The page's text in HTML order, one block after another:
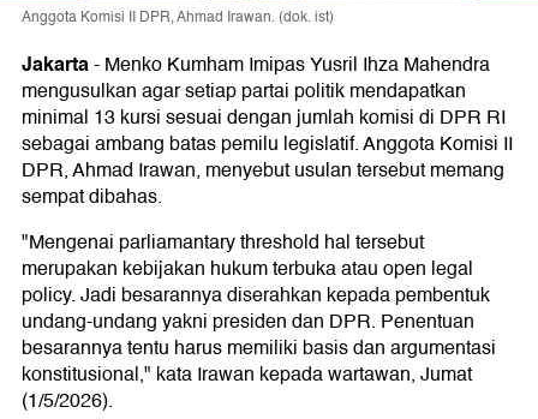
Anggota Komisi II DPR, Ahmad Irawan. (dok. ist)
Jakarta-Menko Kumham Imipas Yusril Ihza Mahendra
mengusulkan agar setiap partai politik mendapatkan
minimal 13 kursi sesuai dengan jumlah komisi di DPR RI
sebagai ambang batas pemilu legislatif. Anggota Komisi II
DPR, Ahmad Irawan, menyebut usulan tersebut memang
sempat dibahas.
"Mengenai parliamantary threshold hal tersebut
merupakan kebijakan hukum terbuka atau open legal
policy. Jadi besarannya diserahkan kepada pembentuk
undang-undang yakni presiden dan DPR. Penentuan
besarannya tentu harus memiliki basis dan argumentasi
konstitusional," kata Irawan kepada wartawan, Jumat
(1/5/2026).